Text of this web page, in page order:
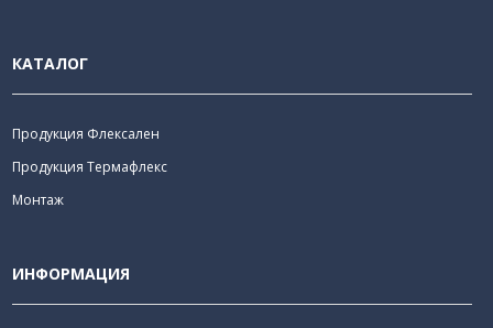
КАТАЛОГ
Продукция Флексален
Продукция Термафлекс
Монтаж
ИНФОРМАЦИЯ